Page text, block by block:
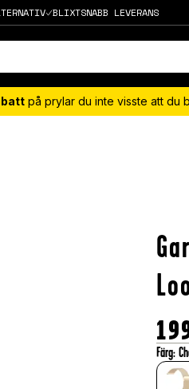
BLIXTSNABB LEVERANS
på prylar du inte visste att du
Färg: